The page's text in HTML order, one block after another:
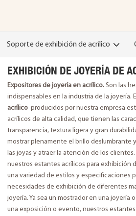
Soporte de exhibición de acrílico
EXHIBICIÓN DE JOYERÍA DE
Expositores de joyería en acrílico. Son las
indispensables en la industria de la joyería. El
acrílico producidos por nuestra empresa
acrílicos de alta calidad, que tienen las
transparencia, textura ligera y gran
mostrar plenamente el brillo deslumbrante
las joyas y atraer la atención de los
nuestros estantes acrílicos para exhibición
una variedad de estilos y especificaciones
necesidades de exhibición de diferentes
joyería. Ya sea un mostrador en una joyería
una exposición o evento, nuestros